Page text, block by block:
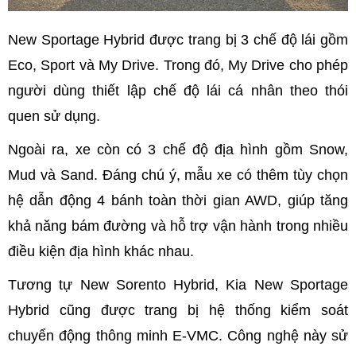
New Sportage Hybrid được trang bị 3 chế độ lái gồm
Eco, Sport và My Drive. Trong đó, My Drive cho phép
người dùng thiết lập chế độ lái cá nhân theo thói
quen sử dụng.
Ngoài ra, xe còn có 3 chế độ địa hình gồm Snow,
Mud và Sand. Đáng chú ý, mẫu xe có thêm tùy chọn
hệ dẫn động 4 bánh toàn thời gian AWD, giúp tăng
khả năng bám đường và hỗ trợ vận hành trong nhiều
điều kiện địa hình khác nhau.
Tương tự New Sorento Hybrid, Kia New Sportage
Hybrid cũng được trang bị hệ thống kiểm soát
chuyển động thông minh E-VMC. Công nghệ này sử